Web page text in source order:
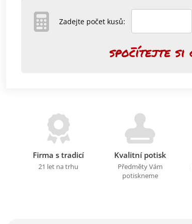
Zadejte počet kusů:
Firma s tradicí
21 let na trhu
Kvalitní potisk
Předměty Vám
potiskneme